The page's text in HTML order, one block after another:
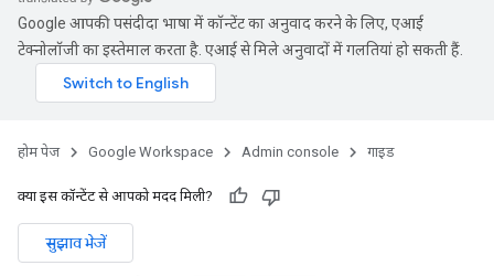
Google आपकी पसंदीदा भाषा में कॉन्टेंट का अनुवाद करने के लिए, एआई
टेक्नोलॉजी का इस्तेमाल करता है. एआई से मिले अनुवादों में गलतियां हो सकती हैं.
होम पेज Google Workspace Admin console गाइड
क्या इस कॉन्टेंट से आपको मदद मिली?
सुझाव भेजें